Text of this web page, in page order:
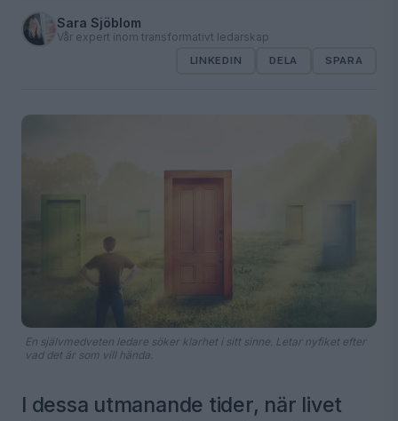
Sara Sjöblom
Vår expert inom transformativt ledarskap
LINKEDIN DELA SPARA
En självmedveten ledare söker klarhet i sitt sinne. Letar nyfiket efter
vad det är som vill hända.
I dessa utmanande tider, när livet